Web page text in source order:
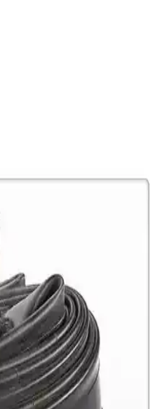
Ayaklık Park Ayağı
ayaklığı, ayarlanabilirliği ve şık
sağlar. Kullanıcılar, hafif ve
sorunlar yaşanabilir.
Bisiklet Fren
Güvenli
ve uyumluluk sunan hidrolik ve
ve sınırlı stokla, güvenli